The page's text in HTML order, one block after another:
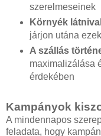
szerelmeseinek
Környék
járjon utána
A szállás
maximalizálása
érdekében
Kampányok
A mindennapos
feladata, hogy